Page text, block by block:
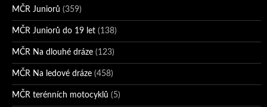
MČR Juniorů (359)
MČR Juniorů do 19 let (138)
MČR Na dlouhé dráze (123)
MČR Na ledové dráze (458)
MČR terénních motocyklů (5)